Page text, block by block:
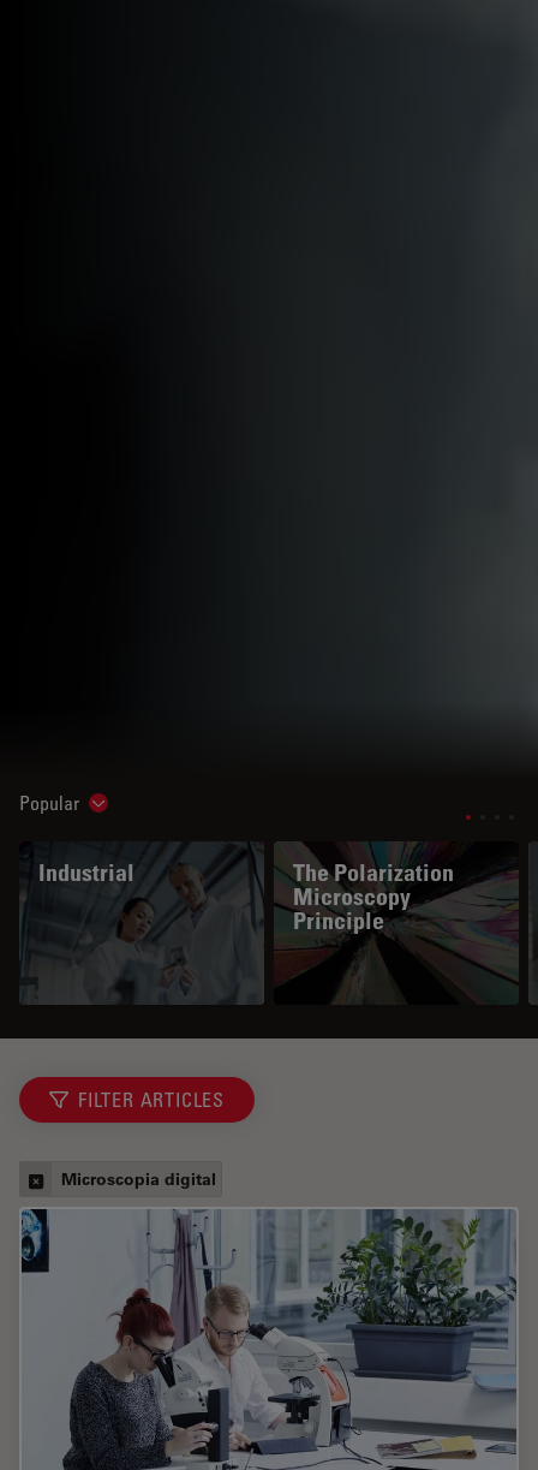
Popular Show subnavigation
Industrial
The Polarization
Microscopy
Principle
FILTER ARTICLES
Microscopia digital